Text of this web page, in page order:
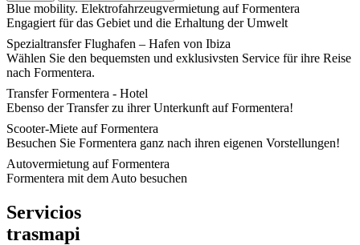
Blue mobility. Elektrofahrzeugvermietung auf Formentera
Engagiert für das Gebiet und die Erhaltung der Umwelt
Spezialtransfer Flughafen – Hafen von Ibiza
Wählen Sie den bequemsten und exklusivsten Service für ihre Reise
nach Formentera.
Transfer Formentera - Hotel
Ebenso der Transfer zu ihrer Unterkunft auf Formentera!
Scooter-Miete auf Formentera
Besuchen Sie Formentera ganz nach ihren eigenen Vorstellungen!
Autovermietung auf Formentera
Formentera mit dem Auto besuchen
Servicios
trasmapi